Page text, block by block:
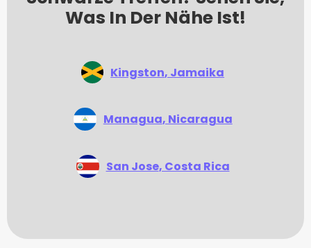
Was In Der Nähe Ist!
Kingston, Jamaika
Managua, Nicaragua
San Jose, Costa Rica